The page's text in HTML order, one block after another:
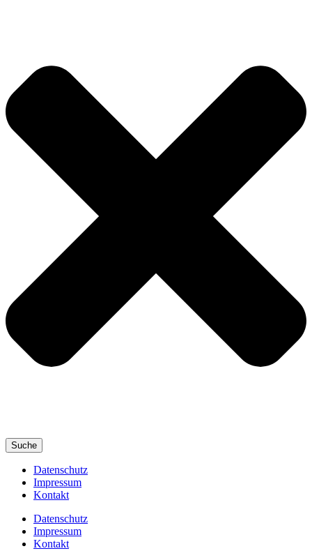
Suche
Datenschutz
Impressum
Kontakt
Datenschutz
Impressum
Kontakt